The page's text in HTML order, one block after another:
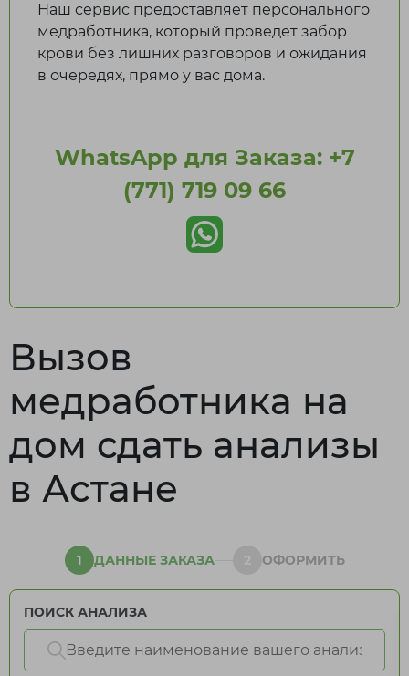
Наш сервис предоставляет персонального
медработника, который проведет забор
крови без лишних разговоров и ожидания
в очередях, прямо у вас дома.
WhatsApp для Заказа: +7
(771) 719 09 66
Вызов
медработника на
дом сдать анализы
в Астане
1 ДАННЫЕ ЗАКАЗА ОФОРМИТЬ
ПОИСК АНАЛИЗА